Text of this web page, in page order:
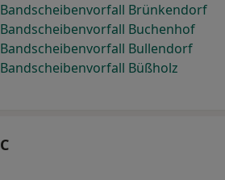
Bandscheibenvorfall Brünkendorf
Bandscheibenvorfall Buchenhof
Bandscheibenvorfall Bullendorf
Bandscheibenvorfall Büßholz
C